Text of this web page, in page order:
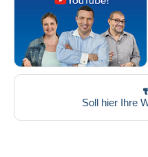
Soll hier Ihre